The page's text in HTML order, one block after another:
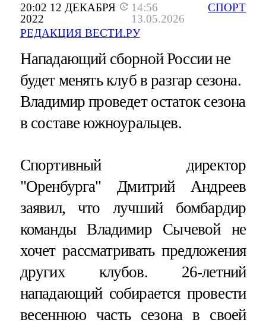
20:02 12 ДЕКАБРЯ
2022
14:56
13.05.2026
РЕДАКЦИЯ ВЕСТИ.РУ
СПОРТ
Нападающий сборной России не
будет менять клуб в разгар сезона.
Владимир проведет остаток сезона
в составе южноуральцев.
Спортивный директор
"Оренбурга" Дмитрий Андреев
заявил, что лучший бомбардир
команды Владимир Сычевой не
хочет рассматривать предложения
других клубов. 26-летний
нападающий собирается провести
весеннюю часть сезона в своей